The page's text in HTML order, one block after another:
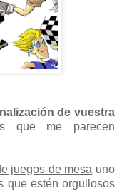
de vuestra
que me parecen
juegos de mesa uno
que estén orgullosos